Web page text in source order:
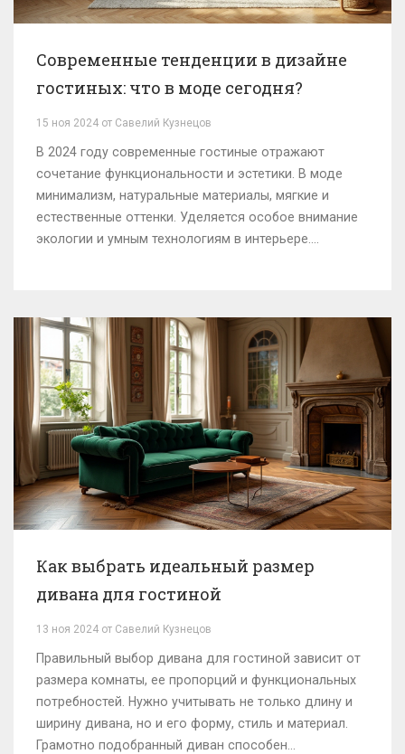
Современные тенденции в дизайне
гостиных: что в моде сегодня?
15 ноя 2024 от Савелий Кузнецов
В 2024 году современные гостиные отражают
сочетание функциональности и эстетики. В моде
минимализм, натуральные материалы, мягкие и
естественные оттенки. Уделяется особое внимание
экологии и умным технологиям в интерьере.
гостиной в соответствии с последними
тенденциями.
Как выбрать идеальный размер
дивана для гостиной
13 ноя 2024 от Савелий Кузнецов
Правильный выбор дивана для гостиной зависит от
размера комнаты, ее пропорций и функциональных
потребностей. Нужно учитывать не только длину и
ширину дивана, но и его форму, стиль и материал.
Грамотно подобранный диван способен